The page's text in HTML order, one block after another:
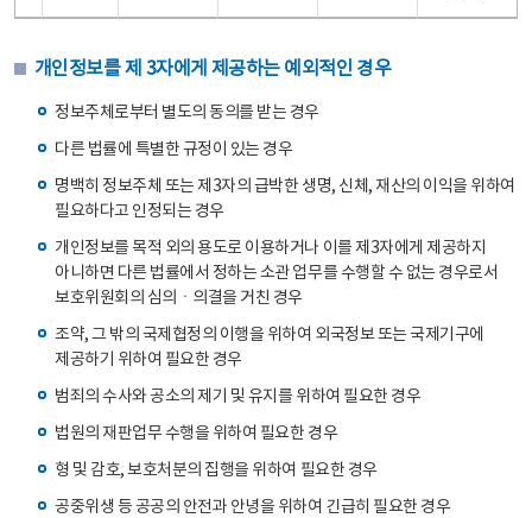
개인정보를 제 3자에게 제공하는 예외적인 경우
정보주체로부터 별도의 동의를 받는 경우
다른 법률에 특별한 규정이 있는 경우
명백히 정보주체 또는 제3자의 급박한 생명, 신체, 재산의 이익을 위하여
필요하다고 인정되는 경우
개인정보를 목적 외의 용도로 이용하거나 이를 제3자에게 제공하지
아니하면 다른 법률에서 정하는 소관 업무를 수행할 수 없는 경우로서
보호위원회의 심의ㆍ의결을 거친 경우
조약, 그 밖의 국제협정의 이행을 위하여 외국정보 또는 국제기구에
제공하기 위하여 필요한 경우
범죄의 수사와 공소의 제기 및 유지를 위하여 필요한 경우
법원의 재판업무 수행을 위하여 필요한 경우
형 및 감호, 보호처분의 집행을 위하여 필요한 경우
공중위생 등 공공의 안전과 안녕을 위하여 긴급히 필요한 경우